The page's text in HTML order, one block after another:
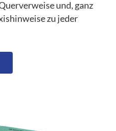
und, ganz
zu jeder